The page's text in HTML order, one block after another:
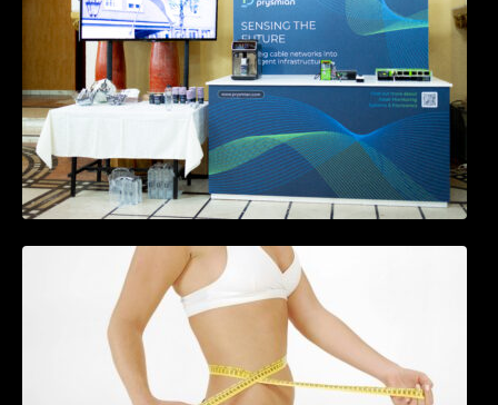
Tratamentul Wegovy® generează o scădere
în greutate de până la 22,6% la femei în
perioada menopauzei și reduce la jumătate
riscul de migrene